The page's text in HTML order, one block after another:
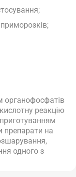
органофосфатів
реакцію
препарати на
одного з